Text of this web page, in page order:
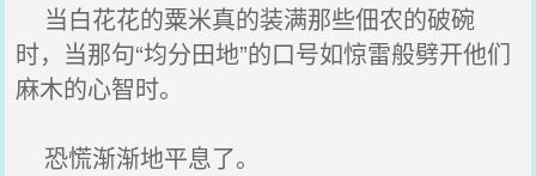
当白花花的粟米真的装满那些佃农的破碗
时，当那句“均分田地”的口号如惊雷般劈开他们
麻木的心智时。
恐慌渐渐地平息了。